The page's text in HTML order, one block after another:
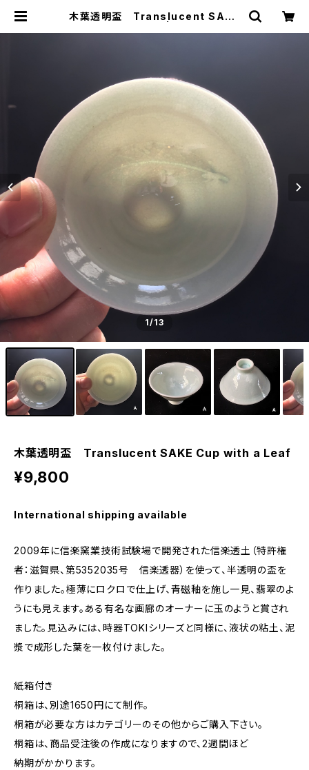
木葉透明盃 Translucent SAKE
1/13
木葉透明盃 Translucent SAKE Cup with a Leaf
¥9,800
International shipping available
2009年に信楽窯業技術試験場で開発された信楽透土（特許権
者：滋賀県、第5352035号 信楽透器）を使って、半透明の盃を
作りました。極薄にロクロで仕上げ、青磁釉を施し一見、翡翠のよ
うにも見えます。ある有名な画廊のオーナーに玉のようと賞され
ました。見込みには、時器TOKIシリーズと同様に、液状の粘土、泥
漿で成形した葉を一枚付けました。
紙箱付き
桐箱は、別途1650円にて制作。
桐箱が必要な方はカテゴリーのその他からご購入下さい。
桐箱は、商品受注後の作成になりますので、2週間ほど
納期がかかります。